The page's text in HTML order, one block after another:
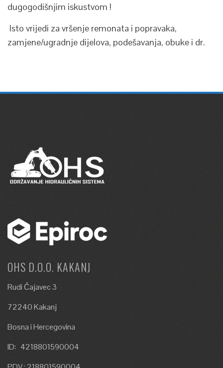
dugogodišnjim iskustvom !
Isto vrijedi za vršenje remonata i popravaka,
zamjene/ugradnje dijelova, podešavanja, obuke i dr.
OHS D.O.O. KAKANJ
Rudi Čajavec 3
72240 Kakanj
Bosna i Hercegovina
ID: 4218801590004